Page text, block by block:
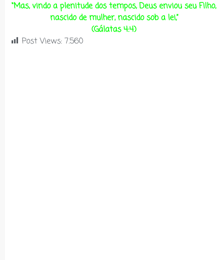
“Mas, vindo a plenitude dos tempos, Deus enviou seu Filho,
nascido de mulher, nascido sob a lei,”
(Gálatas 4:4)
Post Views: 7.560